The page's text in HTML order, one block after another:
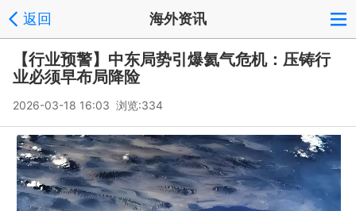
返回 海外资讯
【行业预警】中东局势引爆氦气危机：压铸行
业必须早布局降险
2026-03-18 16:03 浏览:334